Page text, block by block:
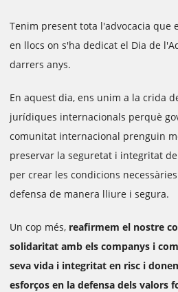
Tenim present tota l'advocacia que
en llocs on s'ha dedicat el Dia de
darrers anys.
En aquest dia, ens unim a la crida
jurídiques internacionals perquè
comunitat internacional prenguin
preservar la seguretat i integritat
per crear les condicions
defensa de manera lliure i segura.
Un cop més, reafirmem el nostre
solidaritat amb els companys i
seva vida i integritat en risc i
esforços en la defensa dels valors